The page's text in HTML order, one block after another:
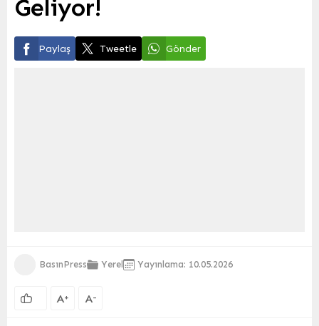
Geliyor!
Paylaş Tweetle Gönder
BasınPress Yerel Yayınlama: 10.05.2026
A+ A-